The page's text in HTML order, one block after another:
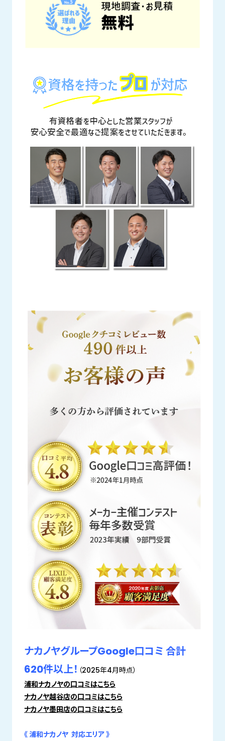
ナカノヤグループGoogle口コミ 合計
620件以上！ （2025年4月時点）
浦和ナカノヤの口コミはこちら
ナカノヤ越谷店の口コミはこちら
ナカノヤ墨田店の口コミはこちら
《 浦和ナカノヤ 対応エリア 》